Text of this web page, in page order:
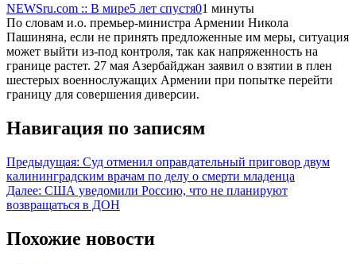
NEWSru.com :: В мире5 лет спустя01 минуты
По словам и.о. премьер-министра Армении Никола
Пашиняна, если не принять предложенные им меры, ситуация
может выйти из-под контроля, так как напряженность на
границе растет. 27 мая Азербайджан заявил о взятии в плен
шестерых военнослужащих Армении при попытке перейти
границу для совершения диверсии.
Навигация по записям
Предыдущая: Суд отменил оправдательный приговор двум
калининградским врачам по делу о смерти младенца
Далее: США уведомили Россию, что не планируют
возвращаться в ДОН
Похожие новости